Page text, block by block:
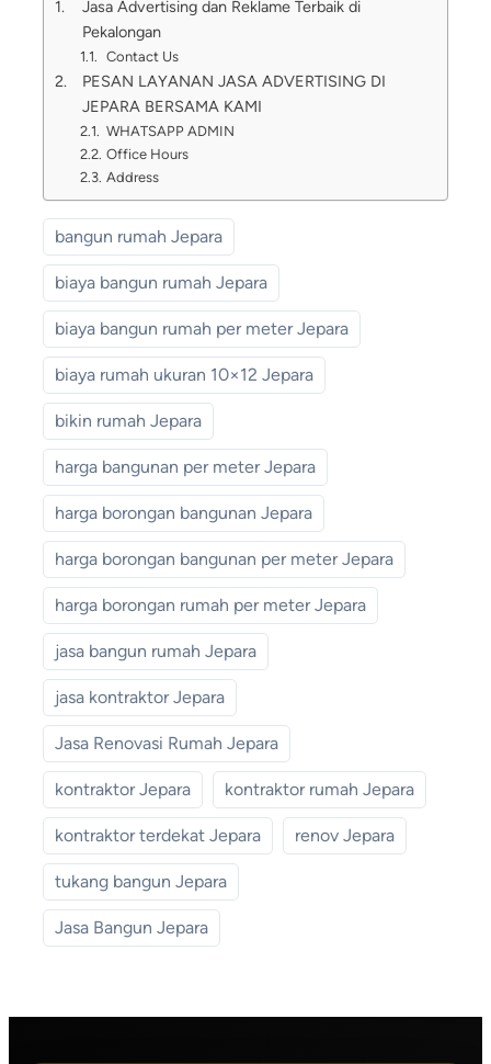
Jasa Advertising dan Reklame Terbaik di
Pekalongan
Contact Us
PESAN LAYANAN JASA ADVERTISING DI
JEPARA BERSAMA KAMI
WHATSAPP ADMIN
Office Hours
Address
bangun rumah Jepara
biaya bangun rumah Jepara
biaya bangun rumah per meter Jepara
biaya rumah ukuran 10×12 Jepara
bikin rumah Jepara
harga bangunan per meter Jepara
harga borongan bangunan Jepara
harga borongan bangunan per meter Jepara
harga borongan rumah per meter Jepara
jasa bangun rumah Jepara
jasa kontraktor Jepara
Jasa Renovasi Rumah Jepara
kontraktor Jepara kontraktor rumah Jepara
kontraktor terdekat Jepara renov Jepara
tukang bangun Jepara
Jasa Bangun Jepara